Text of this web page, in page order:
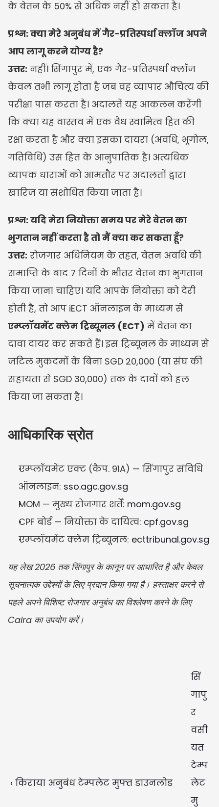
के वेतन के 50% से अधिक नहीं हो सकता है।
प्रश्न: क्या मेरे अनुबंध में गैर-प्रतिस्पर्धा क्लॉज अपने
आप लागू करने योग्य है?
उत्तर: नहीं। सिंगापुर में, एक गैर-प्रतिस्पर्धा क्लॉज
केवल तभी लागू होता है जब वह व्यापार औचित्य की
परीक्षा पास करता है। अदालतें यह आकलन करेंगी
कि क्या यह वास्तव में एक वैध स्वामित्व हित की
रक्षा करता है और क्या इसका दायरा (अवधि, भूगोल,
गतिविधि) उस हित के आनुपातिक है। अत्यधिक
व्यापक धाराओं को आमतौर पर अदालतों द्वारा
खारिज या संशोधित किया जाता है।
प्रश्न: यदि मेरा नियोक्ता समय पर मेरे वेतन का
भुगतान नहीं करता है तो मैं क्या कर सकता हूँ?
उत्तर: रोजगार अधिनियम के तहत, वेतन अवधि की
समाप्ति के बाद 7 दिनों के भीतर वेतन का भुगतान
किया जाना चाहिए। यदि आपके नियोक्ता को देरी
एम्प्लॉयमेंट क्लेम ट्रिब्यूनल (ECT) में वेतन का
दावा दायर कर सकते हैं। इस ट्रिब्यूनल के माध्यम से
जटिल मुकदमों के बिना SGD 20,000 (या संघ की
सहायता से SGD 30,000) तक के दावों को हल
किया जा सकता है।
आधिकारिक स्रोत
एम्प्लॉयमेंट एक्ट (कैप. 91A) — सिंगापुर संविधि
ऑनलाइन: sso.agc.gov.sg
MOM — मुख्य रोजगार शर्तें: mom.gov.sg
CPF बोर्ड — नियोक्ता के दायित्व: cpf.gov.sg
एम्प्लॉयमेंट क्लेम ट्रिब्यूनल: ecttribunal.gov.sg
यह लेख 2026 तक सिंगापुर के कानून पर आधारित है और केवल
सूचनात्मक उद्देश्यों के लिए प्रदान किया गया है। हस्ताक्षर करने से
पहले अपने विशिष्ट रोजगार अनुबंध का विश्लेषण करने के लिए
Caira का उपयोग करें।
‹ किराया अनुबंध टेम्पलेट मुफ्त डाउनलोड
सिं
गापु
र
वसी
यत
टेम्प
लेट
मु